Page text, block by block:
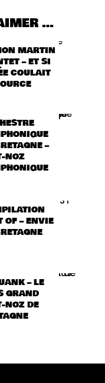
…
MARTIN
– ET SI
COULAIT
–
NOZ
OF – ENVIE
– LE
GRAND
NOZ DE